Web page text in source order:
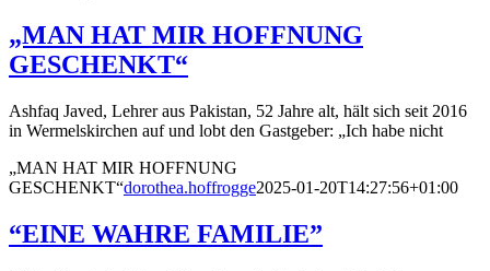
„MAN HAT MIR HOFFNUNG
GESCHENKT“
Ashfaq Javed, Lehrer aus Pakistan, 52 Jahre alt, hält sich seit 2016
in Wermelskirchen auf und lobt den Gastgeber: „Ich habe nicht
„MAN HAT MIR HOFFNUNG
GESCHENKT“dorothea.hoffrogge2025-01-20T14:27:56+01:00
“EINE WAHRE FAMILIE”